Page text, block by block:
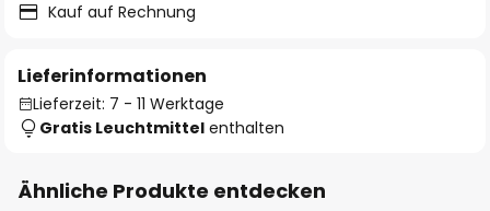
Kauf auf Rechnung
Lieferinformationen
Lieferzeit: 7 - 11 Werktage
Gratis Leuchtmittel enthalten
Ähnliche Produkte entdecken